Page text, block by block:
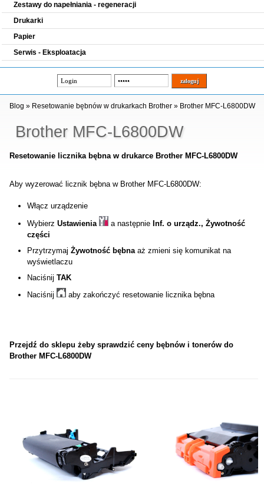
Zestawy do napełniania - regeneracji
Drukarki
Papier
Serwis - Eksploatacja
Brother MFC-L6800DW
Blog » Resetowanie bębnów w drukarkach Brother » Brother MFC-L6800DW
Resetowanie licznika bębna w drukarce Brother MFC-L6800DW
Aby wyzerować licznik bębna w Brother MFC-L6800DW:
Włącz urządzenie
WybierzUstawienia a następnie Inf. o urządz., Żywotność
części
PrzytrzymajŻywotność bębnaaż zmieni się komunikat na
wyświetlaczu
NaciśnijTAK
Naciśnij
aby zakończyć resetowanie licznika bębna
Przejdź do sklepu żeby sprawdzić ceny bębnów i tonerów do
Brother MFC-L6800DW